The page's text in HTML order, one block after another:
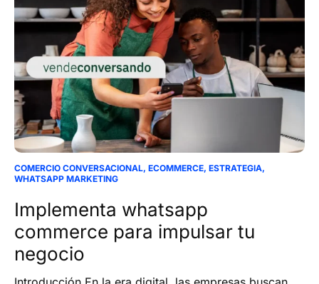
COMERCIO CONVERSACIONAL, ECOMMERCE, ESTRATEGIA,
WHATSAPP MARKETING
Implementa whatsapp
commerce para impulsar tu
negocio